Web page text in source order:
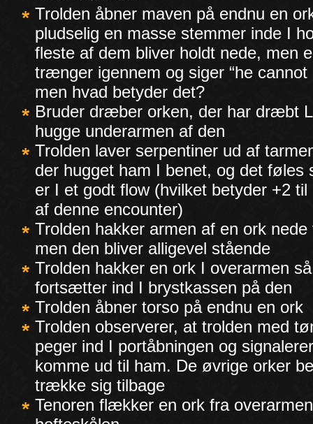
Trolden åbner maven på endnu en
pludselig en masse stemmer inde I
fleste af dem bliver holdt nede, men
trænger igennem og siger “he cannot
men hvad betyder det?
Bruder dræber orken, der har dræbt
hugge underarmen af den
Trolden laver serpentiner ud af
der hugget ham I benet, og det føles
er I et godt flow (hvilket betyder +2
af denne encounter)
Trolden hakker armen af en ork nede
men den bliver alligevel stående
Trolden hakker en ork I overarmen
fortsætter ind I brystkassen på den
Trolden åbner torso på endnu en ork
Trolden observerer, at trolden med
peger ind I portåbningen og
komme ud til ham. De øvrige orker
trække sig tilbage
Tenoren flækker en ork fra